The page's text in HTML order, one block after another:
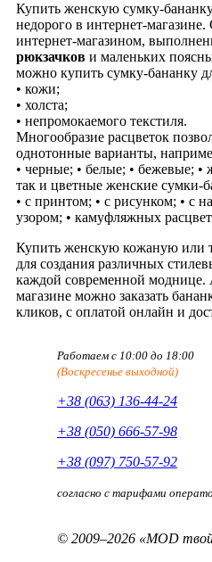
Купить женскую сумку-
недорого в интернет-
интернет-магазином,
рюкзачков и маленьких
можно купить сумку-бананку
• кожи;
• холста;
• непромокаемого текстиля.
Многообразие расцветок
однотонные варианты,
• черные; • белые; • бежевые; •
так и цветные женские сумки-
• с принтом; • с рисунком; • с
узором; • камуфляжных
Купить женскую кожаную или
для создания различных
каждой современной
магазине можно заказать
кликов, с оплатой онлайн и
Работаем с 10:00 до 18:00
(Воскресенье выходной)
+38 (063) 136-44-24
+38 (050) 666-57-98
+38 (097) 750-57-92
согласно с тарифами
© 2009–2026 «MOD